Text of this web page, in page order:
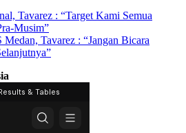
Tavarez : “Target Kami Semua
Musim”
Tavarez : “Jangan Bicara